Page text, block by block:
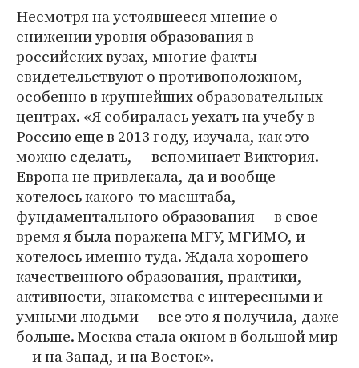
Несмотря на устоявшееся мнение о
снижении уровня образования в
российских вузах, многие факты
свидетельствуют о противоположном,
особенно в крупнейших образовательных
центрах. «Я собиралась уехать на учебу в
Россию еще в 2013 году, изучала, как это
можно сделать, — вспоминает Виктория. —
Европа не привлекала, да и вообще
хотелось какого-то масштаба,
фундаментального образования — в свое
время я была поражена МГУ, МГИМО, и
хотелось именно туда. Ждала хорошего
качественного образования, практики,
активности, знакомства с интересными и
умными людьми — все это я получила, даже
больше. Москва стала окном в большой мир
— и на Запад, и на Восток».